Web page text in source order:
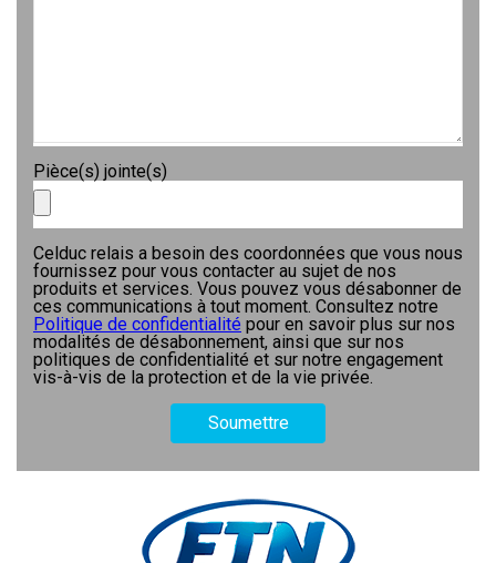
Pièce(s) jointe(s)
Celduc relais a besoin des coordonnées que vous nous
fournissez pour vous contacter au sujet de nos
produits et services. Vous pouvez vous désabonner de
ces communications à tout moment. Consultez notre
Politique de confidentialité pour en savoir plus sur nos
modalités de désabonnement, ainsi que sur nos
politiques de confidentialité et sur notre engagement
vis-à-vis de la protection et de la vie privée.